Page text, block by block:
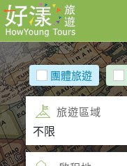
團體旅遊
旅遊區域